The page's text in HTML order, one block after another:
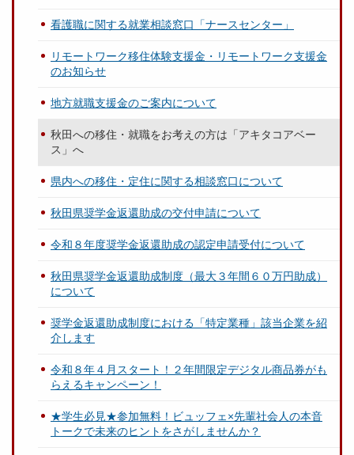
看護職に関する就業相談窓口「ナースセンター」
リモートワーク移住体験支援金・リモートワーク支援金
のお知らせ
地方就職支援金のご案内について
秋田への移住・就職をお考えの方は「アキタコアベー
ス」へ
県内への移住・定住に関する相談窓口について
秋田県奨学金返還助成の交付申請について
令和８年度奨学金返還助成の認定申請受付について
秋田県奨学金返還助成制度（最大３年間６０万円助成）
について
奨学金返還助成制度における「特定業種」該当企業を紹
介します
令和８年４月スタート！２年間限定デジタル商品券がも
らえるキャンペーン！
★学生必見★参加無料！ビュッフェ×先輩社会人の本音
トークで未来のヒントをさがしませんか？